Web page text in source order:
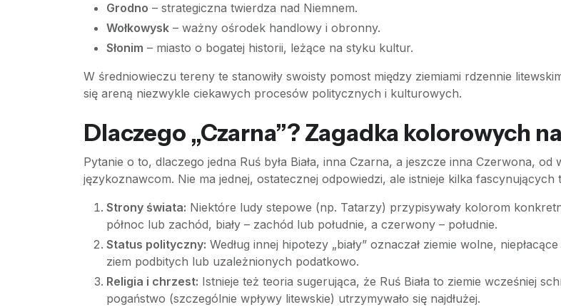
Grodno – strategiczna twierdza nad Niemnem.
Wołkowysk – ważny ośrodek handlowy i obronny.
Słonim – miasto o bogatej historii, leżące na styku kultur.
W średniowieczu tereny te stanowiły swoisty pomost między ziemiami rdzennie
się areną niezwykle ciekawych procesów politycznych i kulturowych.
Dlaczego „Czarna”? Zagadka kolorowych
Pytanie o to, dlaczego jedna Ruś była Biała, inna Czarna, a jeszcze inna Czerwona,
językoznawcom. Nie ma jednej, ostatecznej odpowiedzi, ale istnieje kilka fascynujących
Strony świata: Niektóre ludy stepowe (np. Tatarzy) przypisywały kolorom
północ lub zachód, biały – zachód lub południe, a czerwony – południe.
Status polityczny: Według innej hipotezy „biały” oznaczał ziemie wolne,
ziem podbitych lub uzależnionych podatkowo.
Religia i chrzest: Istnieje też teoria sugerująca, że Ruś Biała to ziemie wcześniej
pogaństwo (szczególnie wpływy litewskie) utrzymywało się najdłużej.